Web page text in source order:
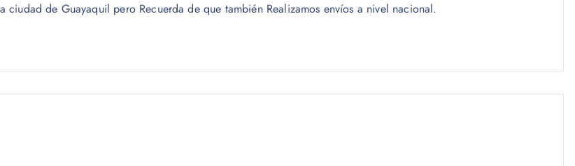
de Guayaquil pero Recuerda de que también Realizamos envíos a nivel nacional.